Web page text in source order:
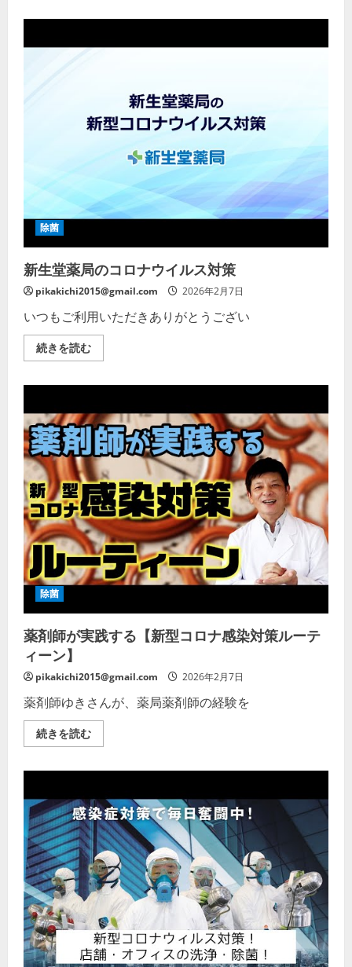
ス
対
策
除
抗
を
徹
底
に
て
お
り
ま
す。
赤
坂
見
駅
ら
歩
60
秒
の
新
赤
坂
歯
科
の
取
り
組
み
に
つ
い
詳
細
を
く
だ
さ
い
除菌
新生堂薬局のコロナウイルス対策
pikakichi2015@gmail.com 2026年2月7日
いつもご利用いただきありがとうござい
続きを読む新
生
コ
ロ
ナ
ウ
イ
ル
ス
対
策
の
詳
細
を
ご
覧
く
だ
い
除菌
薬剤師が実践する【新型コロナ感染対策ルーテ
ィーン】
pikakichi2015@gmail.com 2026年2月7日
薬剤師ゆきさんが、薬局薬剤師の経験を
続きを読む薬
剤
す
る
【新
型
コ
ロ
ナ
感
染
対
策
ル
ー
テ
ィ
ー